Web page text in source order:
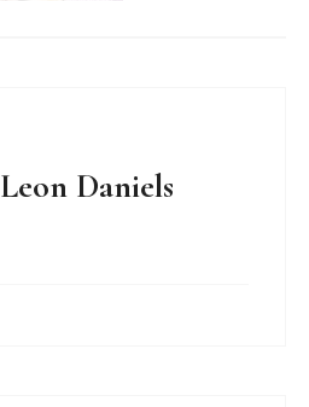
Leon Daniels